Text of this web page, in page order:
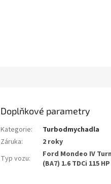
Doplňkové parametry
Kategorie:
Turbodmychadla
Záruka:
2 roky
Typ vozu:
Ford Mondeo IV
(BA7) 1.6 TDCi 115 HP